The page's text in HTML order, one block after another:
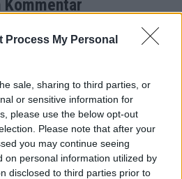
Process My Personal
sale, sharing to third parties, or
or sensitive information for
please use the below opt-out
Please note that after your
you may continue seeing
on personal information utilized by
disclosed to third parties prior to
Beitrag!Diskutiere mit und teile deine
Angaben sind Pflichtfelder.
nicht veröffentlicht). Wir prüfen
die unsereNetiquette
Hassrede, Beleidigungen,
werden nicht veröffentlicht. Es
.